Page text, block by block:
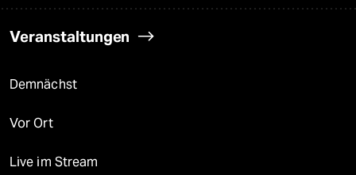
Veranstaltungen
Demnächst
Vor Ort
Live im Stream